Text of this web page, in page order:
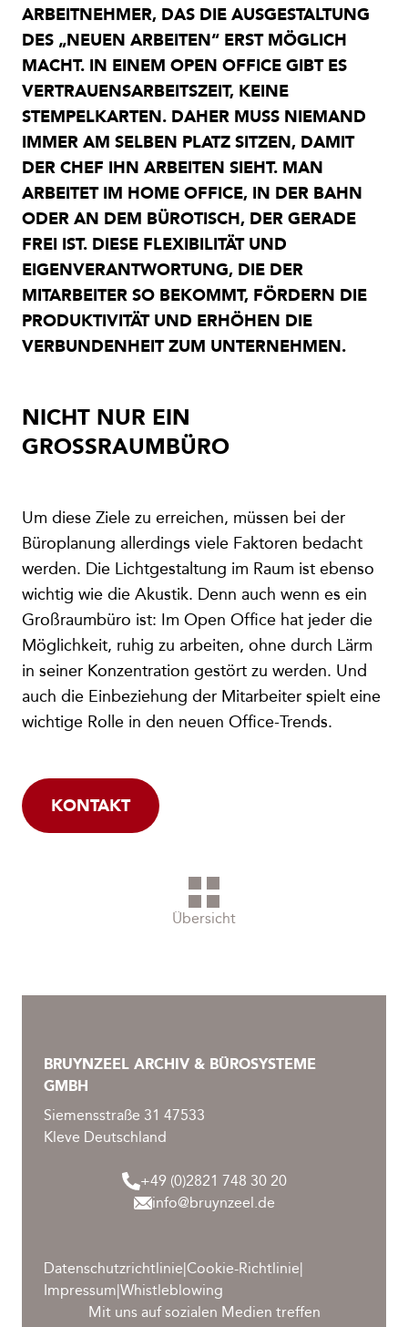
ARBEITNEHMER, DAS DIE AUSGESTALTUNG
DES „NEUEN ARBEITEN“ ERST MÖGLICH
MACHT. IN EINEM OPEN OFFICE GIBT ES
VERTRAUENSARBEITSZEIT, KEINE
STEMPELKARTEN. DAHER MUSS NIEMAND
IMMER AM SELBEN PLATZ SITZEN, DAMIT
DER CHEF IHN ARBEITEN SIEHT. MAN
ARBEITET IM HOME OFFICE, IN DER BAHN
ODER AN DEM BÜROTISCH, DER GERADE
FREI IST. DIESE FLEXIBILITÄT UND
EIGENVERANTWORTUNG, DIE DER
MITARBEITER SO BEKOMMT, FÖRDERN DIE
PRODUKTIVITÄT UND ERHÖHEN DIE
VERBUNDENHEIT ZUM UNTERNEHMEN.
NICHT NUR EIN
GROSSRAUMBÜRO
Um diese Ziele zu erreichen, müssen bei der
Büroplanung allerdings viele Faktoren bedacht
werden. Die Lichtgestaltung im Raum ist ebenso
wichtig wie die Akustik. Denn auch wenn es ein
Großraumbüro ist: Im Open Office hat jeder die
Möglichkeit, ruhig zu arbeiten, ohne durch Lärm
in seiner Konzentration gestört zu werden. Und
auch die Einbeziehung der Mitarbeiter spielt eine
wichtige Rolle in den neuen Office-Trends.
KONTAKT
Übersicht
BRUYNZEEL ARCHIV & BÜROSYSTEME
GMBH
Siemensstraße 31 47533
Kleve Deutschland
+49 (0)2821 748 30 20
info@bruynzeel.de
Datenschutzrichtlinie|Cookie-Richtlinie|
Impressum|Whistleblowing
Mit uns auf sozialen Medien treffen